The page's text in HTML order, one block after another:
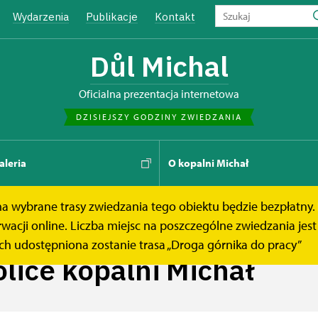
Wydarzenia Publikacje Kontakt
Důl Michal
Oficialna prezentacja internetowa
DZISIEJSZY GODZINY ZWIEDZANIA
O kopalni Michał
wybrane trasy zwiedzania tego obiektu będzie
online. Liczba miejsc na poszczególne zwiedzania
udostępniona zostanie trasa „Droga górnika do pracy”
Michał
kopalni Michał